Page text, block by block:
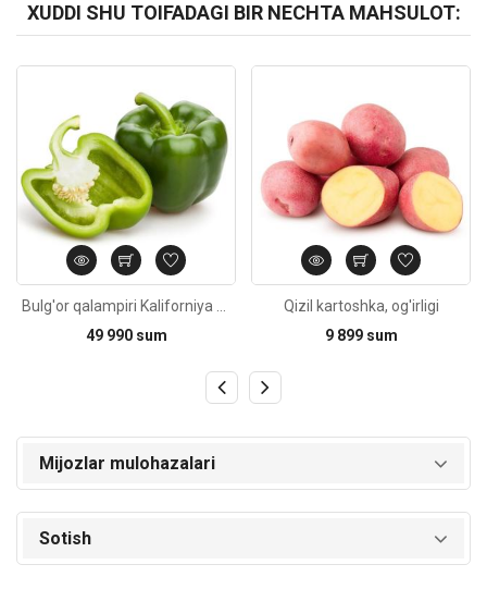
XUDDI SHU TOIFADAGI BIR NECHTA MAHSULOT:
49 990 sum
Qizil kartoshka, og'irligi
9 899 sum
Mijozlar mulohazalari
Sotish